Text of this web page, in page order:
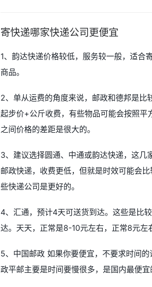
寄快递哪家快递公司更便宜
1、韵达快递价格较低，服务较一般，适合
商品。
2、单从运费的角度来说，邮政和德邦是比
起步价+公斤收费，有些物品可能会按照
之间价格的差距是很大的。
3、建议选择圆通、中通或韵达快递，这几
邮政快递，收费更低，但就是时效可能会
些快递公司是更好的。
4、汇通，预计4天可送货到达。这些是比
达。天天，正常是8-10元左右，正常8元左
5、中国邮政 如果你要便宜，不要求时间
政平邮主要是时间要慢很多，是国内最便宜